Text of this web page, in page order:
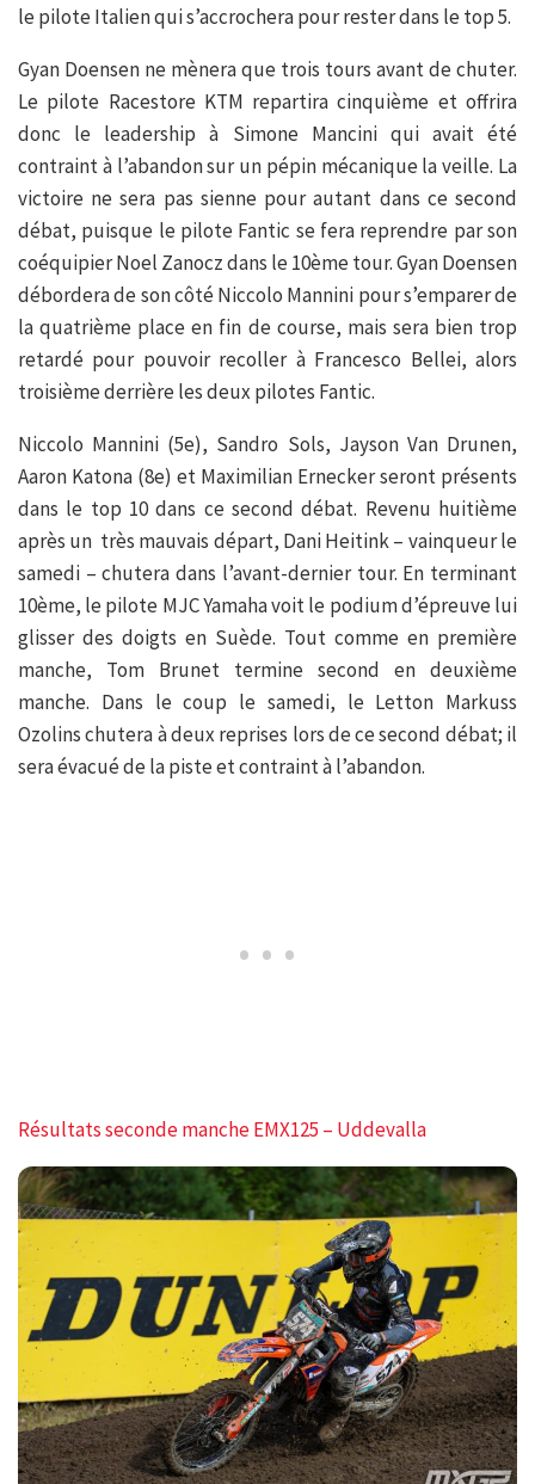
le pilote Italien qui s’accrochera pour rester dans le top 5.
Gyan Doensen ne mènera que trois tours avant de chuter.
Le pilote Racestore KTM repartira cinquième et offrira
donc le leadership à Simone Mancini qui avait été
contraint à l’abandon sur un pépin mécanique la veille. La
victoire ne sera pas sienne pour autant dans ce second
débat, puisque le pilote Fantic se fera reprendre par son
coéquipier Noel Zanocz dans le 10ème tour. Gyan Doensen
débordera de son côté Niccolo Mannini pour s’emparer de
la quatrième place en fin de course, mais sera bien trop
retardé pour pouvoir recoller à Francesco Bellei, alors
troisième derrière les deux pilotes Fantic.
Niccolo Mannini (5e), Sandro Sols, Jayson Van Drunen,
Aaron Katona (8e) et Maximilian Ernecker seront présents
dans le top 10 dans ce second débat. Revenu huitième
après un très mauvais départ, Dani Heitink – vainqueur le
samedi – chutera dans l’avant-dernier tour. En terminant
10ème, le pilote MJC Yamaha voit le podium d’épreuve lui
glisser des doigts en Suède. Tout comme en première
manche, Tom Brunet termine second en deuxième
manche. Dans le coup le samedi, le Letton Markuss
Ozolins chutera à deux reprises lors de ce second débat; il
sera évacué de la piste et contraint à l’abandon.
Résultats seconde manche EMX125 – Uddevalla